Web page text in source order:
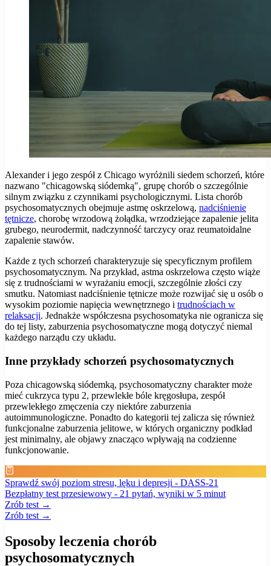
Alexander i jego zespół z Chicago wyróżnili siedem schorzeń, które
nazwano "chicagowską siódemką", grupę chorób o szczególnie
silnym związku z czynnikami psychologicznymi. Lista chorób
psychosomatycznych obejmuje astmę oskrzelową, nadciśnienie
tętnicze, chorobę wrzodową żołądka, wrzodziejące zapalenie jelita
grubego, neurodermit, nadczynność tarczycy oraz reumatoidalne
zapalenie stawów.
Każde z tych schorzeń charakteryzuje się specyficznym profilem
psychosomatycznym. Na przykład, astma oskrzelowa często wiąże
się z trudnościami w wyrażaniu emocji, szczególnie złości czy
smutku. Natomiast nadciśnienie tętnicze może rozwijać się u osób o
wysokim poziomie napięcia wewnętrznego i trudnościach w
relaksacji. Jednakże współczesna psychosomatyka nie ogranicza się
do tej listy, zaburzenia psychosomatyczne mogą dotyczyć niemal
każdego narządu czy układu.
Inne przykłady schorzeń psychosomatycznych
Poza chicagowską siódemką, psychosomatyczny charakter może
mieć cukrzyca typu 2, przewlekłe bóle kręgosłupa, zespół
przewlekłego zmęczenia czy niektóre zaburzenia
autoimmunologiczne. Ponadto do kategorii tej zalicza się również
funkcjonalne zaburzenia jelitowe, w których organiczny podkład
jest minimalny, ale objawy znacząco wpływają na codzienne
funkcjonowanie.
Sprawdź swój poziom stresu, lęku i depresji - DASS-21
Bezpłatny test przesiewowy - 21 pytań, wyniki w 5 minut
Zrób test →
Zrób test →
Sposoby leczenia chorób
psychosomatycznych